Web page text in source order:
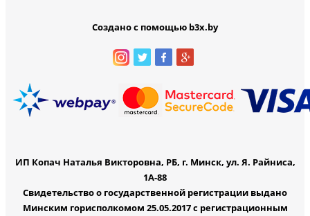
Создано с помощью b3x.by
ИП Копач Наталья Викторовна, РБ, г. Минск, ул. Я. Райниса,
1А-88
Свидетельство о государственной регистрации выдано
Минским горисполкомом 25.05.2017 с регистрационным